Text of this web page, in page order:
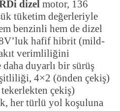
dizel motor, 136
tüketim değerleriyle
benzinli hem de dizel
hafif hibrit (mild-
verimliliğini
duyarlı bir sürüş
4×2 (önden çekiş)
çekiş)
her türlü yol koşuluna